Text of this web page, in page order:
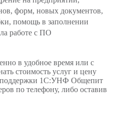
форм, новых документов,
помощь в заполнении
работе с ПО
в удобное время или с
стоимость услуг и цену
поддержки 1С:УНФ Общепит
по телефону, либо оставив